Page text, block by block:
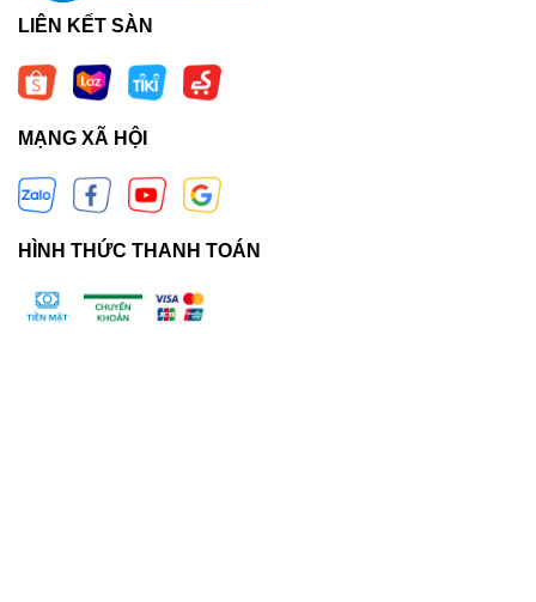
LIÊN KẾT SÀN
MẠNG XÃ HỘI
HÌNH THỨC THANH TOÁN